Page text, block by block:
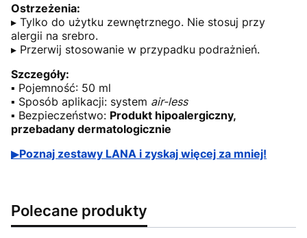
Ostrzeżenia:
▸ Tylko do użytku zewnętrznego. Nie stosuj przy
alergii na srebro.
▸ Przerwij stosowanie w przypadku podrażnień.
Szczegóły:
▪ Pojemność: 50 ml
▪ Sposób aplikacji: system air-less
▪ Bezpieczeństwo: Produkt hipoalergiczny,
przebadany dermatologicznie
▶Poznaj zestawy LANA i zyskaj więcej za mniej!
Polecane produkty